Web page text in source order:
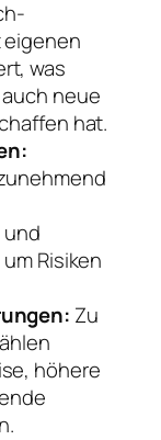
eigenen
was
neue
hat.
Risiken
Zu
höhere